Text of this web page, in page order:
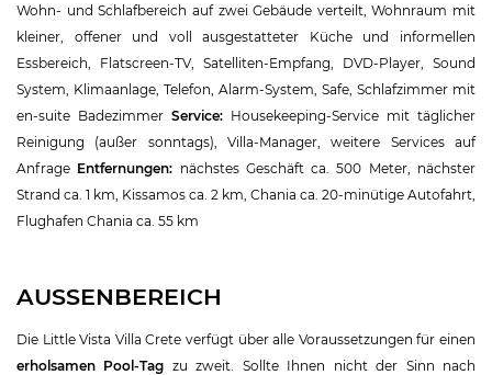
Wohn- und Schlafbereich auf zwei Gebäude verteilt, Wohnraum mit
kleiner, offener und voll ausgestatteter Küche und informellen
Essbereich, Flatscreen-TV, Satelliten-Empfang, DVD-Player, Sound
System, Klimaanlage, Telefon, Alarm-System, Safe, Schlafzimmer mit
en-suite Badezimmer Service: Housekeeping-Service mit täglicher
Reinigung (außer sonntags), Villa-Manager, weitere Services auf
Anfrage Entfernungen: nächstes Geschäft ca. 500 Meter, nächster
Strand ca. 1 km, Kissamos ca. 2 km, Chania ca. 20-minütige Autofahrt,
Flughafen Chania ca. 55 km
AUSSENBEREICH
Die Little Vista Villa Crete verfügt über alle Voraussetzungen für einen
erholsamen Pool-Tag zu zweit. Sollte Ihnen nicht der Sinn nach